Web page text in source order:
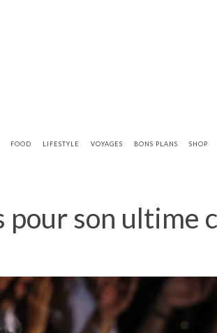
FOOD LIFESTYLE VOYAGES BONS PLANS SHOP
pour son ultime